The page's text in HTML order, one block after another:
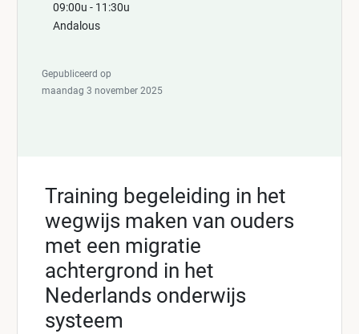
09:00u - 11:30u
Andalous
Gepubliceerd op
maandag 3 november 2025
Training begeleiding in het
wegwijs maken van ouders
met een migratie
achtergrond in het
Nederlands onderwijs
systeem